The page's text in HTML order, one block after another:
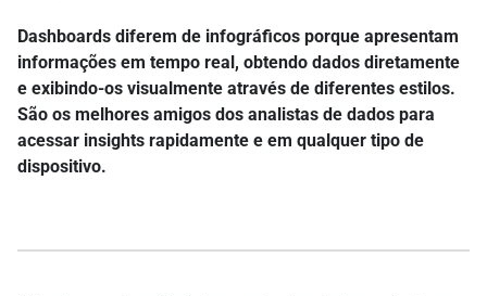
Dashboards diferem de infográficos porque apresentam
informações em tempo real, obtendo dados diretamente
e exibindo-os visualmente através de diferentes estilos.
São os melhores amigos dos analistas de dados para
acessar insights rapidamente e em qualquer tipo de
dispositivo.